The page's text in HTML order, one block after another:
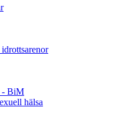
- BiM
hälsa